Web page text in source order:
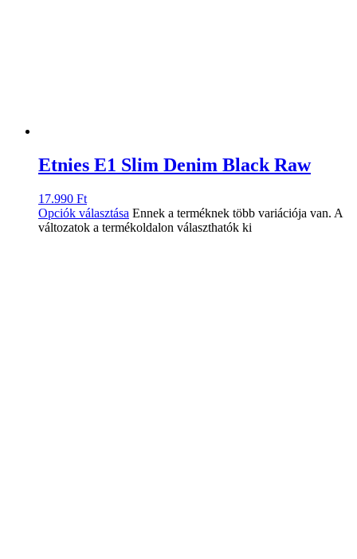
Etnies E1 Slim Denim Black Raw
17.990 Ft
Opciók választása Ennek a terméknek több variációja van. A
változatok a termékoldalon választhatók ki